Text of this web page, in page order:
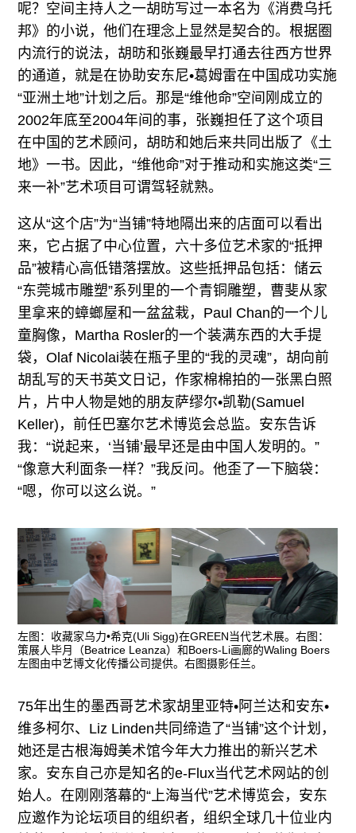
呢？空间主持人之一胡昉写过一本名为《消费乌托
邦》的小说，他们在理念上显然是契合的。根据圈
内流行的说法，胡昉和张巍最早打通去往西方世界
的通道，就是在协助安东尼•葛姆雷在中国成功实施
“亚洲土地”计划之后。那是“维他命”空间刚成立的
2002年底至2004年间的事，张巍担任了这个项目
在中国的艺术顾问，胡昉和她后来共同出版了《土
地》一书。因此，“维他命”对于推动和实施这类“三
来一补”艺术项目可谓驾轻就熟。
这从“这个店”为“当铺”特地隔出来的店面可以看出
来，它占据了中心位置，六十多位艺术家的“抵押
品”被精心高低错落摆放。这些抵押品包括：储云
“东莞城市雕塑”系列里的一个青铜雕塑，曹斐从家
里拿来的蟑螂屋和一盆盆栽，Paul Chan的一个儿
童胸像，Martha Rosler的一个装满东西的大手提
袋，Olaf Nicolai装在瓶子里的“我的灵魂”，胡向前
胡乱写的天书英文日记，作家棉棉拍的一张黑白照
片，片中人物是她的朋友萨缪尔•凯勒(Samuel
Keller)，前任巴塞尔艺术博览会总监。安东告诉
我：“说起来，‘当铺’最早还是由中国人发明的。”
“像意大利面条一样？”我反问。他歪了一下脑袋：
“嗯，你可以这么说。”
左图：收藏家乌力•希克(Uli Sigg)在GREEN当代艺术展。右图：
策展人毕月（Beatrice Leanza）和Boers-Li画廊的Waling Boers
左图由中艺博文化传播公司提供。右图摄影任兰。
75年出生的墨西哥艺术家胡里亚特•阿兰达和安东•
维多柯尔、Liz Linden共同缔造了“当铺”这个计划，
她还是古根海姆美术馆今年大力推出的新兴艺术
家。安东自己亦是知名的e-Flux当代艺术网站的创
始人。在刚刚落幕的“上海当代”艺术博览会，安东
应邀作为论坛项目的组织者，组织全球几十位业内